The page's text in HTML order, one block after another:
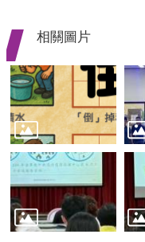
測
驗
兒
童
牙
齒
塗
氟
M
痘
相關圖片